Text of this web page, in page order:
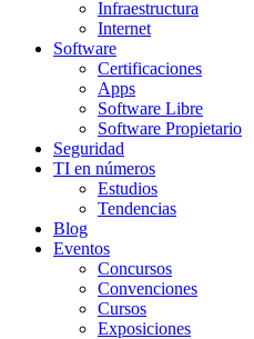
Infraestructura
Internet
Software
Certificaciones
Apps
Software Libre
Software Propietario
Seguridad
TI en números
Estudios
Tendencias
Blog
Eventos
Concursos
Convenciones
Cursos
Exposiciones